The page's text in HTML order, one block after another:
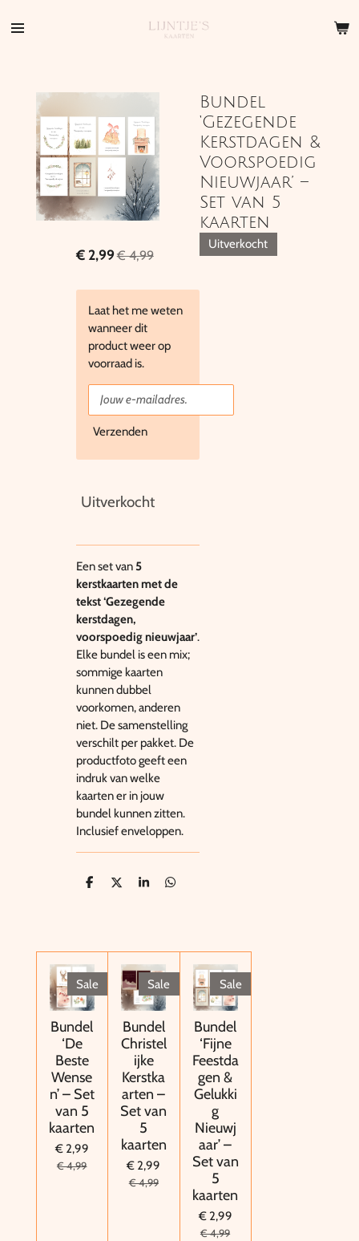
direct
Bundel
‘Gezegende
Kerstdagen &
Voorspoedig
Nieuwjaar’ –
Set van 5
kaarten
Uitverkocht
€ 2,99€ 4,99
Laat het me weten
wanneer dit
product weer op
voorraad is.
Verzenden
Uitverkocht
Een set van 5
kerstkaarten met de
tekst ‘Gezegende
kerstdagen,
voorspoedig nieuwjaar’.
Elke bundel is een mix;
sommige kaarten
kunnen dubbel
voorkomen, anderen
niet. De samenstelling
verschilt per pakket. De
productfoto geeft een
indruk van welke
kaarten er in jouw
bundel kunnen zitten.
Inclusief enveloppen.
D
D
S
D
Sale
Bundel
‘De
Beste
Wense
n’ – Set
van 5
kaarten
€ 2,99
€ 4,99
Sale
Bundel
Christel
ijke
Kerstka
arten –
Set van
5
kaarten
€ 2,99
€ 4,99
Sale
Bundel
‘Fijne
Feestda
gen &
Gelukki
g
Nieuwj
aar’ –
Set van
5
kaarten
€ 2,99
€ 4,99